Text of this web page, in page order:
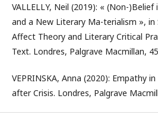
VALLELLY, Neil (2019): « (Non-
and a New Literary Ma-terialism », in
Affect Theory and Literary Critical
Text. Londres, Palgrave Macmillan,
VEPRINSKA, Anna (2020): Empathy
after Crisis. Londres, Palgrave